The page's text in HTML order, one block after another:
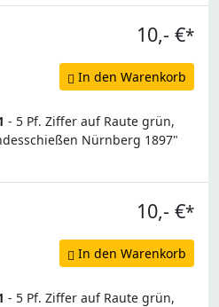
10,- €*
In den Warenkorb
- 5 Pf. Ziffer auf Raute grün,
Nürnberg 1897"
10,- €*
In den Warenkorb
- 5 Pf. Ziffer auf Raute grün,